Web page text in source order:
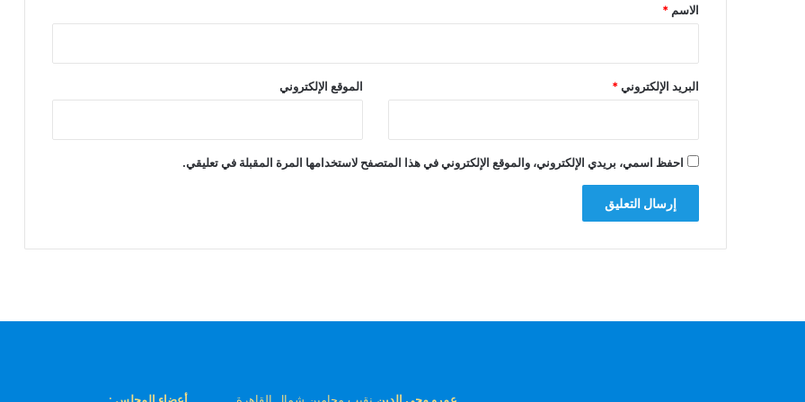
*
الاسم *
البريد الإلكتروني* الموقع الإلكتروني
احفظ اسمي، بريدي الإلكتروني، والموقع الإلكتروني في هذا المتصفح لاستخدامها المرة المقبلة في تعليقي.